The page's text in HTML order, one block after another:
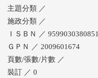
主題分類 ／
施政分類 ／
ＩＳＢＮ ／ 9599030380851
ＧＰＮ ／ 2009601674
頁數/張數/片數 ／
裝訂 ／ 0